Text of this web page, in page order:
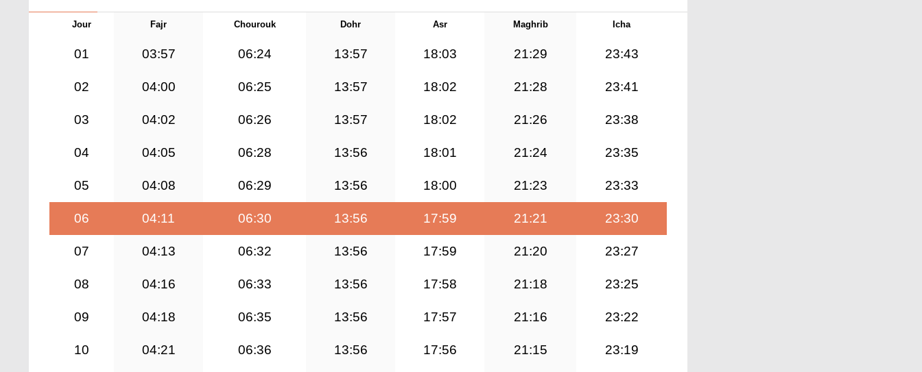
Jour Fajr Chourouk Dohr Asr Maghrib Icha
01 03:57 06:24 13:57 18:03 21:29 23:43
02 04:00 06:25 13:57 18:02 21:28 23:41
03 04:02 06:26 13:57 18:02 21:26 23:38
04 04:05 06:28 13:56 18:01 21:24 23:35
05 04:08 06:29 13:56 18:00 21:23 23:33
06 04:11 06:30 13:56 17:59 21:21 23:30
07 04:13 06:32 13:56 17:59 21:20 23:27
08 04:16 06:33 13:56 17:58 21:18 23:25
09 04:18 06:35 13:56 17:57 21:16 23:22
10 04:21 06:36 13:56 17:56 21:15 23:19